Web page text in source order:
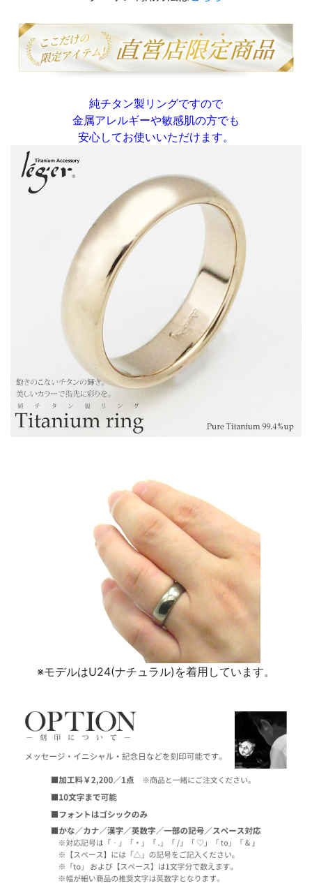
純チタン製リングですので
金属アレルギーや敏感肌の方でも
安心してお使いいただけます。
※モデルはU24(ナチュラル)を着用しています。